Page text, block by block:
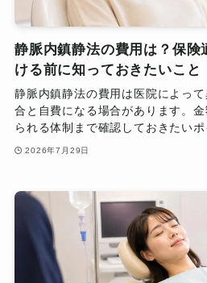
静脈内鎮静法の費用は？保険
ける前に知っておきたいこと
静脈内鎮静法の費用は医院によっ
合と自費になる場合があります。
られる体制まで確認しておきたいポ
2026年7月29日